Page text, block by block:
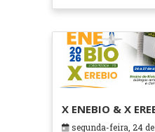
X ENEBIO & X
segunda-feira, 24